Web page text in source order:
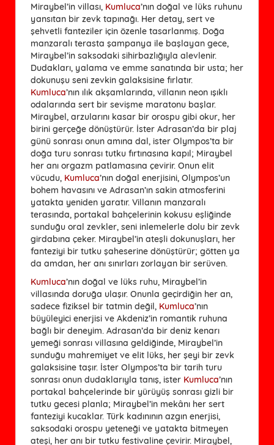
Miraybel’in villası, Kumluca’nın doğal ve lüks ruhunu
yansıtan bir zevk tapınağı. Her detay, sert ve
şehvetli fanteziler için özenle tasarlanmış. Doğa
manzaralı terasta şampanya ile başlayan gece,
Miraybel’in saksodaki sihirbazlığıyla alevlenir.
Dudakları, yalama ve emme sanatında bir usta; her
dokunuşu seni zevkin galaksisine fırlatır.
Kumluca’nın ılık akşamlarında, villanın neon ışıklı
odalarında sert bir sevişme maratonu başlar.
Miraybel, arzularını kasar bir orospu gibi okur, her
birini gerçeğe dönüştürür. İster Adrasan’da bir plaj
günü sonrası onun amına dal, ister Olympos’ta bir
doğa turu sonrası tutku fırtınasına kapıl; Miraybel
her anı orgazm patlamasına çevirir. Onun elit
vücudu, Kumluca’nın doğal enerjisini, Olympos’un
bohem havasını ve Adrasan’ın sakin atmosferini
yatakta yeniden yaratır. Villanın manzaralı
terasında, portakal bahçelerinin kokusu eşliğinde
sunduğu oral zevkler, seni inlemelerle dolu bir zevk
girdabına çeker. Miraybel’in ateşli dokunuşları, her
fanteziyi bir tutku şaheserine dönüştürür; götten ya
da amdan, her anı sınırları zorlayan bir serüven.
Kumluca’nın doğal ve lüks ruhu, Miraybel’in
villasında doruğa ulaşır. Onunla geçirdiğin her an,
sadece fiziksel bir tatmin değil, Kumluca’nın
büyüleyici enerjisi ve Akdeniz’in romantik ruhuna
bağlı bir deneyim. Adrasan’da bir deniz kenarı
yemeği sonrası villasına geldiğinde, Miraybel’in
sunduğu mahremiyet ve elit lüks, her şeyi bir zevk
galaksisine taşır. İster Olympos’ta bir tarih turu
sonrası onun dudaklarıyla tanış, ister Kumluca’nın
portakal bahçelerinde bir yürüyüş sonrası gizli bir
tutku gecesi planla; Miraybel’in mekânı her sert
fanteziyi kucaklar. Türk kadınının azgın enerjisi,
saksodaki orospu yeteneği ve yatakta bitmeyen
ateşi, her anı bir tutku festivaline çevirir. Miraybel,